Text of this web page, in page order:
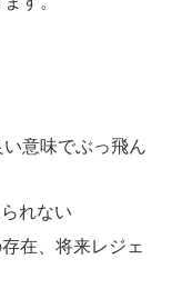
い意味でぶっ飛ん
れない
存在、将来レジェ